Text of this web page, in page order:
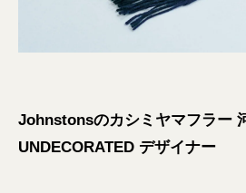
Johnstonsのカシミヤマフラー
UNDECORATED デザイナー